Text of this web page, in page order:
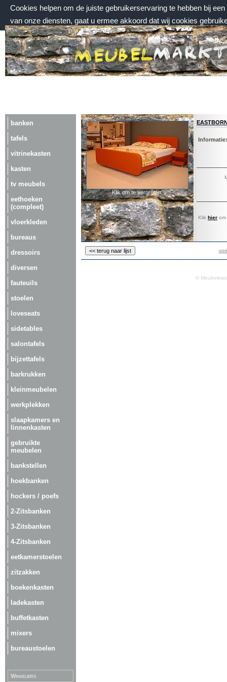
Cookies helpen om de juiste gebruikerservaring te hebben bij
van onze diensten, gaat u ermee akkoord dat wij cookies
zondag 9 augustus 2026, 00:27 uur
Welkom bij Meubelmarktplein.nl
banken
tafels
vitrinekasten
kasten
tv meubels
eethoeken
(compleet)
vloerkleden
bureaus
dressoirs
diversen
fauteuils
stoelen
loveseats
sidetables
salontafels
bijzettafels
barkrukken
kleinmeubelen
werkplekken
slaapkamers en
linnenkasten
gebruikte
meubelen
bankstellen
hoekbanken
hockers / poefs
2-Zitsbanken
3-Zitsbanken
4-Zitsbanken
eetkamerstoelen
zitzakken
boekenkasten
ladekasten
buffetkasten
mixers
bureaustoelen
Winkeliers
Klik om te vergroten.
Informatie:
Klik hier
©